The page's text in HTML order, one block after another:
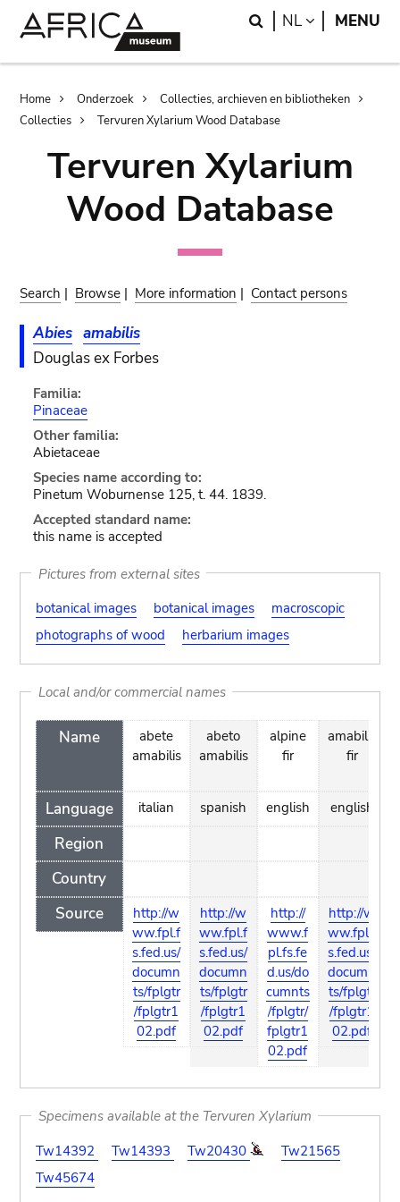
Search
NL LANGUAGE
MENU
Breadcrumb
Home Onderzoek
Collecties, archieven en bibliotheken
Collecties
Tervuren Xylarium Wood Database
Tervuren Xylarium
Wood Database
Search | Browse | More information | Contact persons
Abies amabilis
Douglas ex Forbes
Familia:
Pinaceae
Other familia:
Abietaceae
Species name according to:
Pinetum Woburnense 125, t. 44. 1839.
Accepted standard name:
this name is accepted
Pictures from external sites
botanical images
botanical images
macroscopic
photographs of wood
herbarium images
Local and/or commercial names
Name
Language
Region
Country
Source
abete
amabilis
italian
http://w
ww.fpl.f
s.fed.us/
documn
ts/fplgtr
/fplgtr1
02.pdf
abeto
amabilis
spanish
http://w
ww.fpl.f
s.fed.us/
documn
ts/fplgtr
/fplgtr1
02.pdf
alpine
fir
english
http://
www.f
pl.fs.fe
d.us/do
cumnts
/fplgtr/
fplgtr1
02.pdf
amabilis
fir
english
http://w
ww.fpl.f
s.fed.us/
documn
ts/fplgtr
/fplgtr1
02.pdf
Specimens available at the Tervuren Xylarium
Tw14392
Tw14393 Tw20430
Tw21565
Tw45674